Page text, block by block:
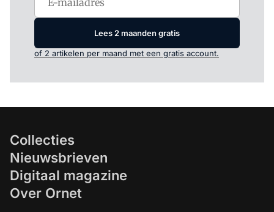
Lees 2 maanden gratis
of 2 artikelen per maand met een gratis account.
Collecties
Nieuwsbrieven
Digitaal magazine
Over Ornet